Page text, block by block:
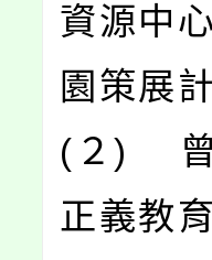
資源中
園策展
(２) 曾
正義教